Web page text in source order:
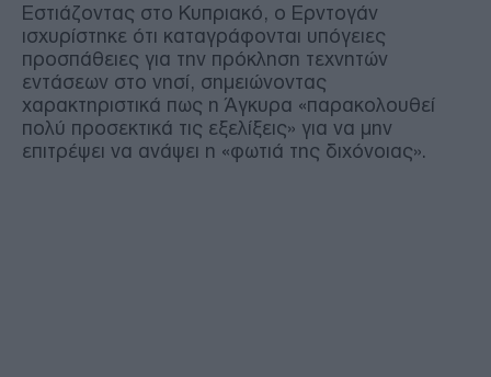
Εστιάζοντας στο Κυπριακό, ο Ερντογάν
ισχυρίστηκε ότι καταγράφονται υπόγειες
προσπάθειες για την πρόκληση τεχνητών
εντάσεων στο νησί, σημειώνοντας
χαρακτηριστικά πως η Άγκυρα «παρακολουθεί
πολύ προσεκτικά τις εξελίξεις» για να μην
επιτρέψει να ανάψει η «φωτιά της διχόνοιας».